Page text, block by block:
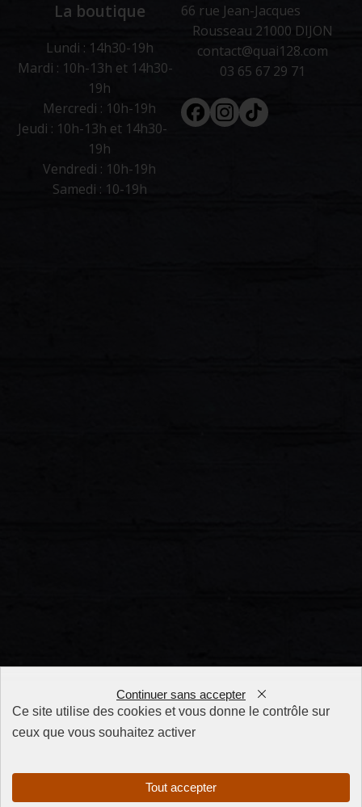
La boutique
Lundi : 14h30-19h
Mardi : 10h-13h et 14h30-
19h
Mercredi : 10h-19h
Jeudi : 10h-13h et 14h30-
19h
Vendredi : 10h-19h
Samedi : 10-19h
66 rue Jean-Jacques
Rousseau 21000 DIJON
contact@quai128.com
03 65 67 29 71
FacebookInstagram
Tiktok
Mentions
légales
Ce site utilise des cookies et vous donne le contrôle sur
ceux que vous souhaitez activer
Tout accepter
Continuer sans accepter